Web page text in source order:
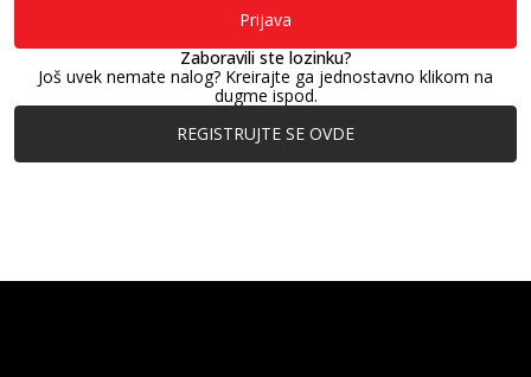
Prijava
Zaboravili ste lozinku?
Još uvek nemate nalog? Kreirajte ga jednostavno klikom na
dugme ispod.
REGISTRUJTE SE OVDE